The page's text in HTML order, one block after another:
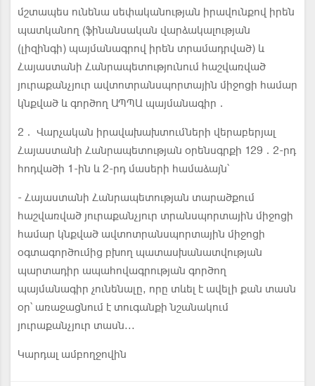
մշտապես ունենա սեփականության իրավունքով իրեն
պատկանող (ֆինանսական վարձակալության
(լիզինգի) պայմանագրով իրեն տրամադրված) և
Հայաստանի Հանրապետությունում հաշվառված
յուրաքանչյուր ավտոտրանսպորտային միջոցի համար
կնքված և գործող ԱՊՊԱ պայմանագիր․
2․ Վարչական իրավախախտումների վերաբերյալ
Հայաստանի Հանրապետության օրենսգրքի 129․2-րդ
հոդվածի 1-ին և 2-րդ մասերի համաձայն՝
- Հայաստանի Հանրապետության տարածքում
հաշվառված յուրաքանչյուր տրանսպորտային միջոցի
համար կնքված ավտոտրանսպորտային միջոցի
օգտագործումից բխող պատասխանատվության
պարտադիր ապահովագրության գործող
պայմանագիր չունենալը, որը տևել է ավելի քան տասն
օր՝ առաջացնում է տուգանքի նշանակում
յուրաքանչյուր տասն...
Կարդալ ամբողջովին